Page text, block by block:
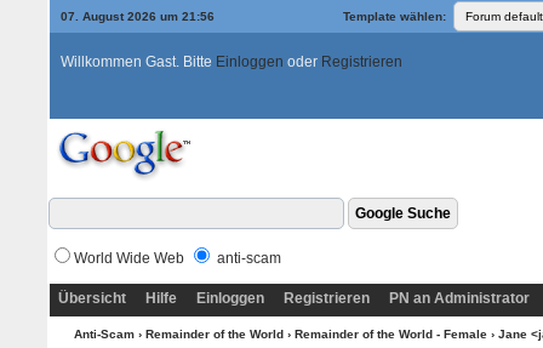
07. August 2026 um 21:56 Template wählen:
Willkommen Gast. Bitte Einloggen oder Registrieren
World Wide Web anti-scam
Übersicht Hilfe Einloggen Registrieren PN an Administrator
Anti-Scam› Remainder of the World› Remainder of the World - Female› Jane